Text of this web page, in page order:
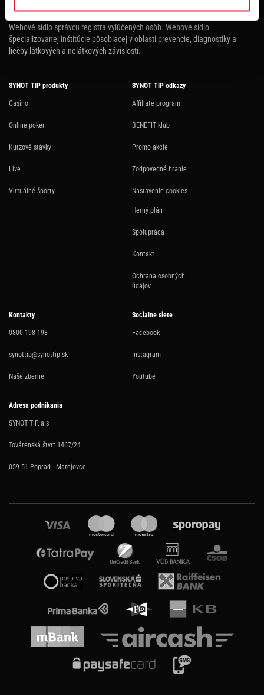
Webové sídlo správcu registra vylúčených osôb. Webové sídlo
špecializovanej inštitúcie pôsobiacej v oblasti prevencie, diagnostiky a
liečby látkových a nelátkových závislostí.
SYNOT TIP produkty
Casino
Online poker
Kurzové stávky
Live
Virtuálné športy
SYNOT TIP odkazy
Affiliate program
BENEFIT klub
Promo akcie
Zodpovedné hranie
Nastavenie cookies
Herný plán
Spolupráca
Kontakt
Ochrana osobných
údajov
Kontakty
0800 198 198
synottip@synottip.sk
Naše zberne
Socialne siete
Facebook
Instagram
Youtube
Adresa podnikania
SYNOT TIP, a.s
Továrenská štvrť 1467/24
059 51 Poprad - Matejovce